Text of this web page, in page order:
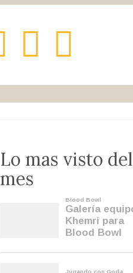
Instagram Twitter
Lo mas visto del
mes